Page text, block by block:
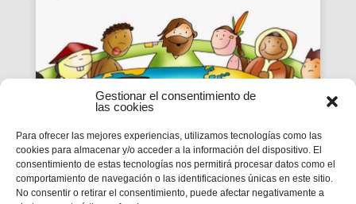
Gestionar el consentimiento de
las cookies
Para ofrecer las mejores experiencias, utilizamos tecnologías como las
cookies para almacenar y/o acceder a la información del dispositivo. El
consentimiento de estas tecnologías nos permitirá procesar datos como el
comportamiento de navegación o las identificaciones únicas en este sitio.
No consentir o retirar el consentimiento, puede afectar negativamente a
EPI | CICLE B- XX